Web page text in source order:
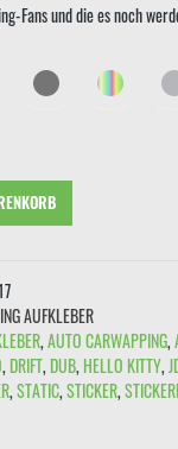
bis
€3,49
Fans und die es noch
AUFKLEBER
,AUTO CARWAPPING,
, DRIFT, DUB, HELLO KITTY,
,STATIC,STICKER,